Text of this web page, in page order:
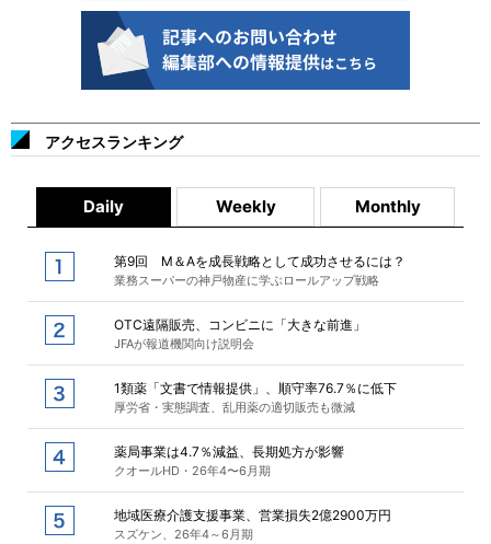
アクセスランキング
Daily Weekly Monthly
第9回 M＆Aを成長戦略として成功させるには？
業務スーパーの神戸物産に学ぶロールアップ戦略
OTC遠隔販売、コンビニに「大きな前進」
JFAが報道機関向け説明会
1類薬「文書で情報提供」、順守率76.7％に低下
厚労省・実態調査、乱用薬の適切販売も微減
薬局事業は4.7％減益、長期処方が影響
クオールHD・26年4〜6月期
地域医療介護支援事業、営業損失2億2900万円
スズケン、26年4～6月期